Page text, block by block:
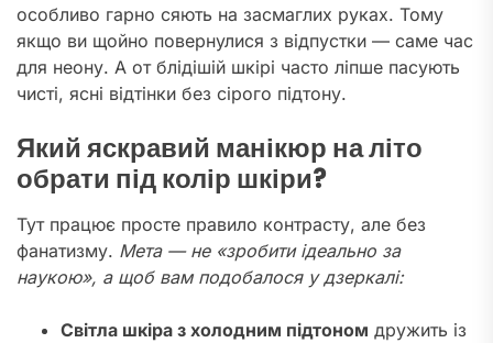
особливо гарно сяють на засмаглих руках. Тому
якщо ви щойно повернулися з відпустки — саме час
для неону. А от блідішій шкірі часто ліпше пасують
чисті, ясні відтінки без сірого підтону.
Який яскравий манікюр на літо
обрати під колір шкіри?
Тут працює просте правило контрасту, але без
фанатизму. Мета — не «зробити ідеально за
наукою», а щоб вам подобалося у дзеркалі:
Світла шкіра з холодним підтоном дружить із